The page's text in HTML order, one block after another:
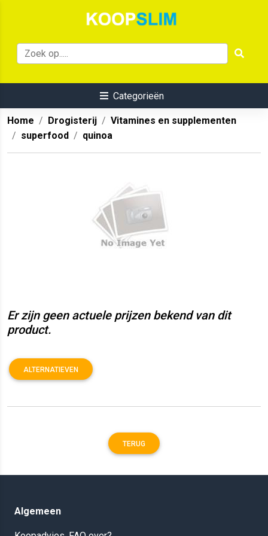
Categorieën
Home Drogisterij
Vitamines en supplementen
superfood
quinoa
Er zijn geen actuele prijzen bekend van dit
product.
ALTERNATIEVEN
TERUG
Algemeen